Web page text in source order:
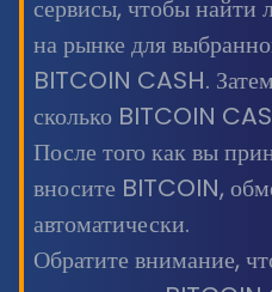
сервисы, чтобы
на рынке для
BITCOIN CASH.
сколько BITCOIN
После того как вы
вносите BITCOIN,
автоматически.
Обратите внимание,